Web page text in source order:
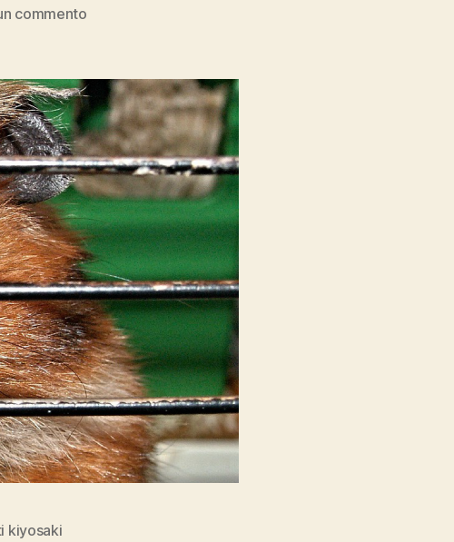
commentosu
MIGLIOR
DIPENDENTE
DELLA
TUA
AZIENDA?
LA
TUA
AZIENDA
TI
POSSIEDE?
kiyosaki